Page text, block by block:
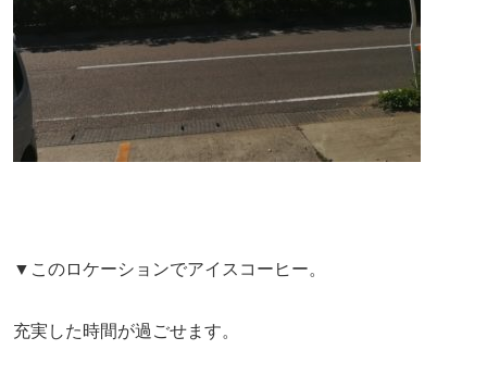
▼このロケーションでアイスコーヒー。
充実した時間が過ごせます。